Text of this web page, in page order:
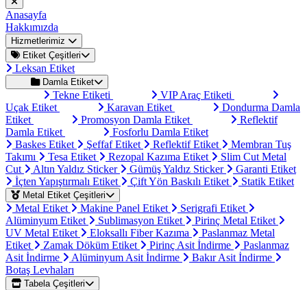
Anasayfa
Hakkımızda
Hizmetlerimiz
Etiket Çeşitleri
Leksan Etiket
Damla Etiket
Tekne Etiketi
VIP Araç Etiketi
Uçak Etiket
Karavan Etiket
Dondurma Damla
Etiket
Promosyon Damla Etiket
Reflektif
Damla Etiket
Fosforlu Damla Etiket
Baskes Etiket
Şeffaf Etiket Reflektif Etiket
Membran Tuş
Takımı
Tesa Etiket Rezopal Kazıma Etiket
Slim Cut Metal
Cut
Altın Yaldız Sticker Gümüş Yaldız Sticker
Garanti Etiket
İçten Yapıştırmalı Etiket
Çift Yön Baskılı Etiket Statik Etiket
Metal Etiket Çeşitleri
Metal Etiket Makine Panel Etiket
Serigrafi Etiket
Alüminyum Etiket
Sublimasyon Etiket
Pirinç Metal Etiket
UV Metal Etiket
Eloksallı Fiber Kazıma
Paslanmaz Metal
Etiket
Zamak Döküm Etiket Pirinç Asit İndirme
Paslanmaz
Asit İndirme
Alüminyum Asit İndirme
Bakır Asit İndirme
Botaş Levhaları
Tabela Çeşitleri